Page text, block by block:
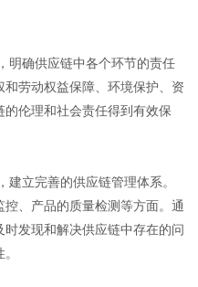
确供应链中各个环节的责任
劳动权益保障、环境保护、资
伦理和社会责任得到有效保
立完善的供应链管理体系。
、产品的质量检测等方面。通
发现和解决供应链中存在的问